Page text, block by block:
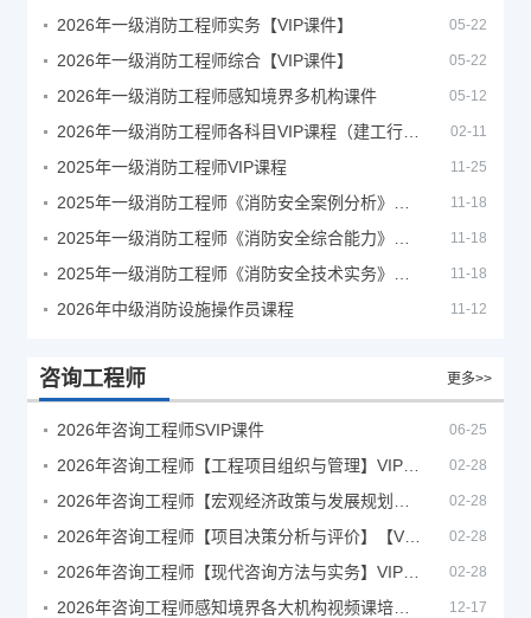
2026年一级消防工程师实务【VIP课件】 05-22
2026年一级消防工程师综合【VIP课件】 05-22
2026年一级消防工程师感知境界多机构课件 05-12
02-11
2025年一级消防工程师VIP课程 11-25
11-18
11-18
11-18
2026年中级消防设施操作员课程 11-12
咨询工程师 更多>>
2026年咨询工程师SVIP课件 06-25
02-28
02-28
02-28
02-28
12-17